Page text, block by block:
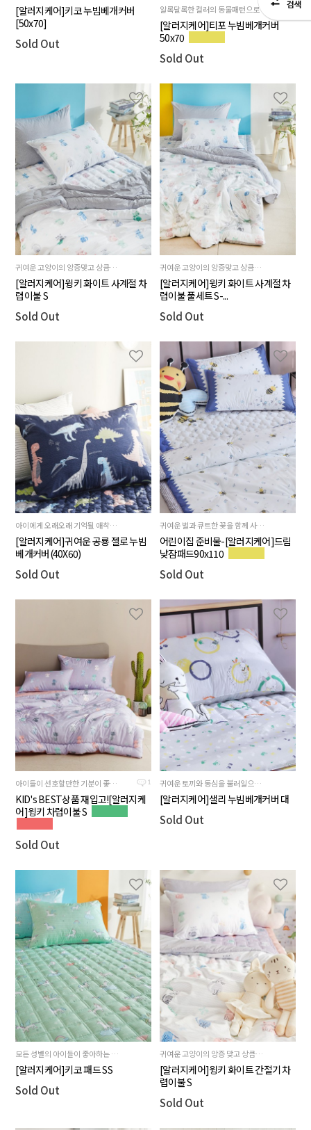
[알러지케어]키코 누빔베개커버
[50x70]
Sold Out
알록달록한 컬러의 동물패턴으로 아기자기한 느낌을주며 뒷지의 모던한 기하학패턴이 세련된 이미지를 더해줍니다.
[알러지케어]티포 누빔베개커버
50x70
Sold Out
귀여운 고양이의 앙증맞고 상큼한 제품
[알러지케어]윙키 화이트 사계절 차
렵이불 S
Sold Out
귀여운 고양이의 앙증맞고 상큼한 제품
[알러지케어]윙키 화이트 사계절 차
렵이불 풀세트 S-...
Sold Out
아이에게 오래오래 기억될 애착침구를 만들어주세요
[알러지케어]귀여운 공룡 젤로 누빔
베개커버(40X60)
Sold Out
귀여운 벌과 큐트한 꽃을 함께 사용하여 아기들의 순수한 느낌을 그대로 살린 침구입니다.
어린이집 준비물-[알러지케어]드림
낮잠패드90x110
Sold Out
1
아이들이 선호할만한 기분이 좋아지는 소프트한 컬러감
KID's BEST상품 재입고![알러지케
어]윙키 차렵이불 S
Sold Out
귀여운 토끼와 동심을 불러일으키는 컬러플한 도트를 사용하여 재미있게 표현한 제품입니다.
[알러지케어]샐리 누빔베개커버 대
Sold Out
모든 성별의 아이들이 좋아하는 라이트 그린 컬러의 제품
[알러지케어]키코 패드 SS
Sold Out
귀여운 고양이의 앙증 맞고 상큼한 제품
[알러지케어]윙키 화이트 간절기 차
렵이불 S
Sold Out